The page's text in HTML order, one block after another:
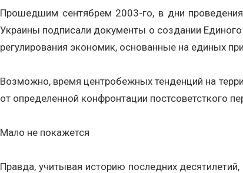
Прошедшим сентябрем 2003-го, в дни
Украины подписали документы о создании
регулирования экономик, основанные на единых
Возможно, время центробежных тенденций на
от определенной конфронтации постсоветсткого
Мало не покажется
Правда, учитывая историю последних